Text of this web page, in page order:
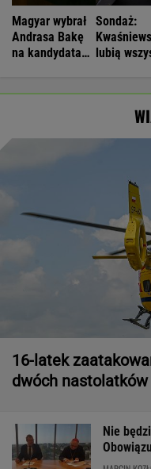
Magyar wybrał
Andrasa Bakę
na kandydata
Sondaż:
lubią
16-latek
dwóch nastolatków
Nie